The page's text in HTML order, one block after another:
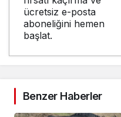
ücretsiz e-posta
aboneliğini hemen
başlat.
Benzer Haberler